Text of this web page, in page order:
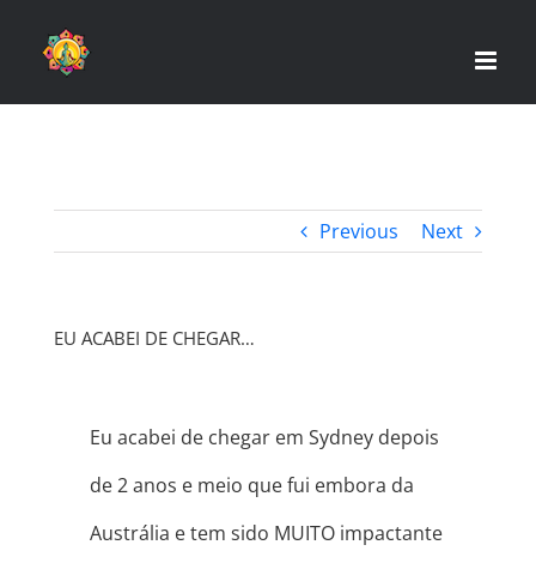
Previous Next
EU ACABEI DE CHEGAR…
Eu acabei de chegar em Sydney depois
de 2 anos e meio que fui embora da
Austrália e tem sido MUITO impactante